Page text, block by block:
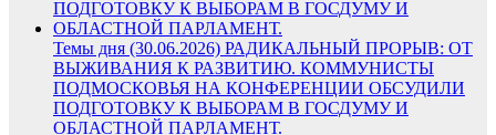
Темы дня (30.06.2026) РАДИКАЛЬНЫЙ ПРОРЫВ: ОТ
ВЫЖИВАНИЯ К РАЗВИТИЮ. КОММУНИСТЫ
ПОДМОСКОВЬЯ НА КОНФЕРЕНЦИИ ОБСУДИЛИ
ПОДГОТОВКУ К ВЫБОРАМ В ГОСДУМУ И
ОБЛАСТНОЙ ПАРЛАМЕНТ.